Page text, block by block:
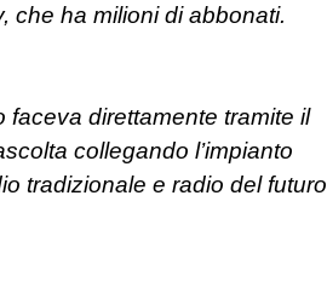
che ha milioni di abbonati.
direttamente tramite il
collegando l’impianto
tradizionale e radio del futuro